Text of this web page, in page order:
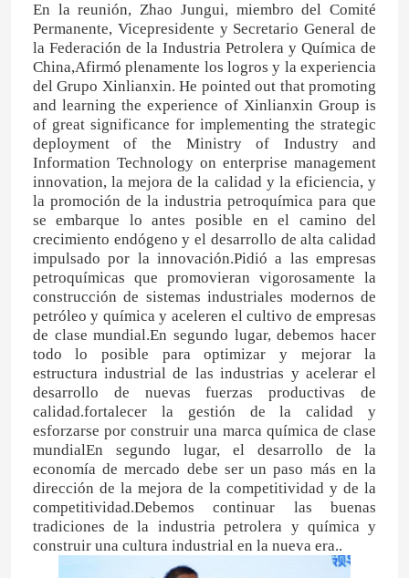
Hogar
Productos
En la reunión, Zhao Jungui, miembro del Comité
Permanente, Vicepresidente y Secretario General de
la Federación de la Industria Petrolera y Química de
China,Afirmó plenamente los logros y la experiencia
del Grupo Xinlianxin. He pointed out that promoting
and learning the experience of Xinlianxin Group is
of great significance for implementing the strategic
deployment of the Ministry of Industry and
Information Technology on enterprise management
innovation, la mejora de la calidad y la eficiencia, y
la promoción de la industria petroquímica para que
se embarque lo antes posible en el camino del
crecimiento endógeno y el desarrollo de alta calidad
impulsado por la innovación.Pidió a las empresas
petroquímicas que promovieran vigorosamente la
construcción de sistemas industriales modernos de
petróleo y química y aceleren el cultivo de empresas
de clase mundial.En segundo lugar, debemos hacer
todo lo posible para optimizar y mejorar la
estructura industrial de las industrias y acelerar el
desarrollo de nuevas fuerzas productivas de
calidad.fortalecer la gestión de la calidad y
esforzarse por construir una marca química de clase
mundialEn segundo lugar, el desarrollo de la
economía de mercado debe ser un paso más en la
dirección de la mejora de la competitividad y de la
competitividad.Debemos continuar las buenas
tradiciones de la industria petrolera y química y
construir una cultura industrial en la nueva era..